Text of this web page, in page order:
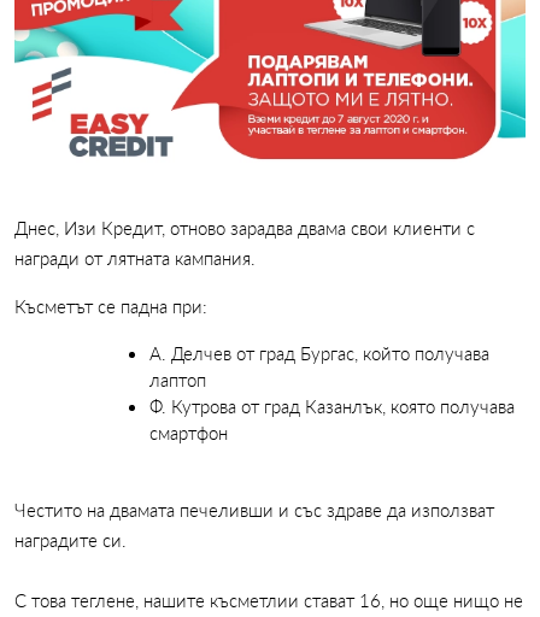
Днес, Изи Кредит, отново зарадва двама свои клиенти с
награди от лятната кампания.
Късметът се падна при:
А. Делчев от град Бургас, който получава
лаптоп
Ф. Кутрова от град Казанлък, която получава
смартфон
Честито на двамата печеливши и със здраве да използват
наградите си.
С това теглене, нашите късметлии стават 16, но още нищо не